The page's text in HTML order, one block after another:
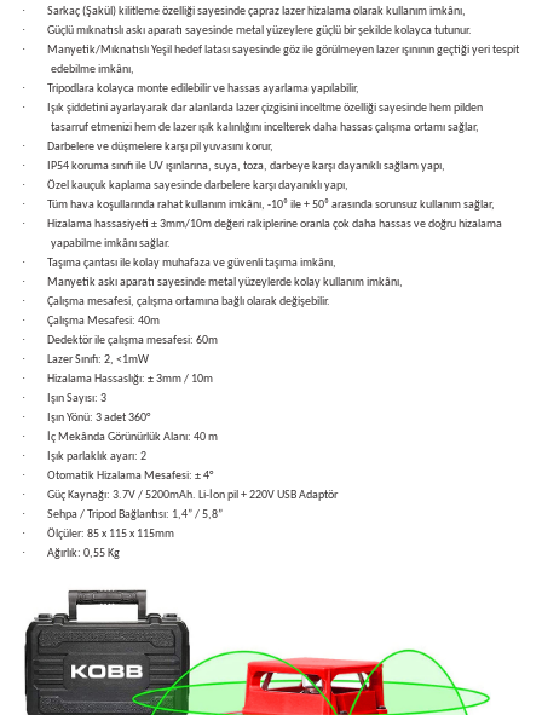
·
Sarkaç (Şakül) kilitleme özelliği sayesinde çapraz lazer hizalama olarak kullanım imkânı,
·
Güçlü mıknatıslı askı aparatı sayesinde metal yüzeylere güçlü bir şekilde kolayca tutunur.
·
Manyetik/Mıknatıslı Yeşil hedef latası sayesinde göz ile görülmeyen lazer ışınının geçtiği yeri tespit
edebilme imkânı,
·
Tripodlara kolayca monte edilebilir ve hassas ayarlama yapılabilir,
·
Işık şiddetini ayarlayarak dar alanlarda lazer çizgisini inceltme özelliği sayesinde hem pilden
tasarruf etmenizi hem de lazer ışık kalınlığını incelterek daha hassas çalışma ortamı sağlar,
·
Darbelere ve düşmelere karşı pil yuvasını korur,
·
IP54 koruma sınıfı ile UV ışınlarına, suya, toza, darbeye karşı dayanıklı sağlam yapı,
·
Özel kauçuk kaplama sayesinde darbelere karşı dayanıklı yapı,
·
Tüm hava koşullarında rahat kullanım imkânı, -10⁰ ile + 50⁰ arasında sorunsuz kullanım sağlar,
·
Hizalama hassasiyeti ± 3mm/10m değeri rakiplerine oranla çok daha hassas ve doğru hizalama
yapabilme imkânı sağlar.
·
Taşıma çantası ile kolay muhafaza ve güvenli taşıma imkânı,
·
Manyetik askı aparatı sayesinde metal yüzeylerde kolay kullanım imkânı,
·
Çalışma mesafesi, çalışma ortamına bağlı olarak değişebilir.
·
Çalışma Mesafesi: 40m
·
Dedektör ile çalışma mesafesi: 60m
·
Lazer Sınıfı: 2, <1mW
·
Hizalama Hassaslığı: ± 3mm / 10m
·
Işın Sayısı: 3
·
Işın Yönü: 3 adet 360°
·
İç Mekânda Görünürlük Alanı: 40 m
·
Işık parlaklık ayarı: 2
·
Otomatik Hizalama Mesafesi: ± 4°
·
Güç Kaynağı: 3.7V / 5200mAh. Li-İon pil + 220V USB Adaptör
·
Sehpa / Tripod Bağlantısı: 1,4” / 5,8”
·
Ölçüler: 85 x 115 x 115mm
·
Ağırlık: 0,55 Kg